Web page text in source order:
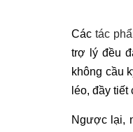
Các tác
trợ lý đều
không cầu
léo, đầy tiết
Ngược lại,